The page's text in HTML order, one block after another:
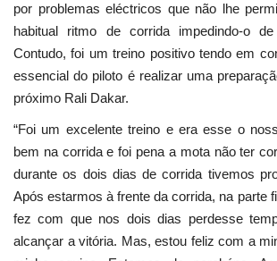
por problemas eléctricos que não lhe
habitual ritmo de corrida impedindo-o
Contudo, foi um treino positivo tendo em
essencial do piloto é realizar uma
próximo Rali Dakar.
“Foi um excelente treino e era esse o
bem na corrida e foi pena a mota não ter
durante os dois dias de corrida tivemos
Após estarmos à frente da corrida, na parte
fez com que nos dois dias perdesse
alcançar a vitória. Mas, estou feliz com a